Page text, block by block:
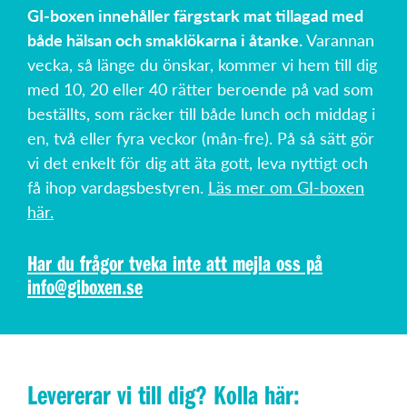
GI-boxen innehåller färgstark mat tillagad med
både hälsan och smaklökarna i åtanke.Varannan
vecka, så länge du önskar, kommer vi hem till dig
med 10, 20 eller 40 rätter beroende på vad som
beställts, som räcker till både lunch och middag i
en, två eller fyra veckor (mån-fre). På så sätt gör
vi det enkelt för dig att äta gott, leva nyttigt och
få ihop vardagsbestyren. Läs mer om GI-boxen
här.
Har du frågor tveka inte att mejla oss på
info@giboxen.se
Levererar vi till dig? Kolla här: